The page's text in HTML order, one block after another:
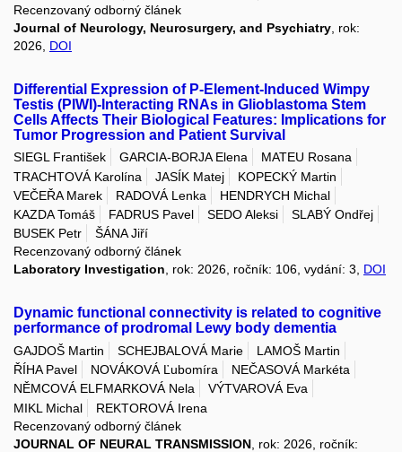
Recenzovaný odborný článek
Journal of Neurology, Neurosurgery, and Psychiatry , rok:
2026, DOI
Differential Expression of P-Element-Induced Wimpy
Testis (PIWI)-Interacting RNAs in Glioblastoma Stem
Cells Affects Their Biological Features: Implications for
Tumor Progression and Patient Survival
SIEGL František GARCIA-BORJA Elena
MATEU Rosana
TRACHTOVÁ Karolína
JASÍK Matej
KOPECKÝ Martin
VEČEŘA Marek
RADOVÁ Lenka
HENDRYCH Michal
KAZDA Tomáš
FADRUS Pavel SEDO Aleksi
SLABÝ Ondřej
BUSEK Petr
ŠÁNA Jiří
Recenzovaný odborný článek
Laboratory Investigation, rok: 2026, ročník: 106, vydání: 3, DOI
Dynamic functional connectivity is related to cognitive
performance of prodromal Lewy body dementia
GAJDOŠ Martin SCHEJBALOVÁ Marie
LAMOŠ Martin
ŘÍHA Pavel
NOVÁKOVÁ Ľubomíra
NEČASOVÁ Markéta
NĚMCOVÁ ELFMARKOVÁ Nela
VÝTVAROVÁ Eva
MIKL Michal
REKTOROVÁ Irena
Recenzovaný odborný článek
JOURNAL OF NEURAL TRANSMISSION , rok: 2026, ročník: